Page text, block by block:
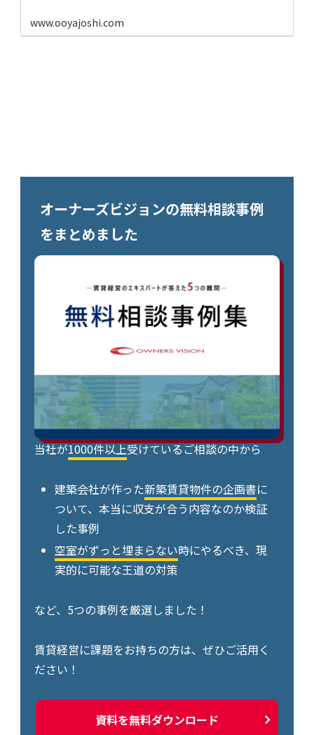
www.ooyajoshi.com
オーナーズビジョンの無料相談事例
をまとめました
当社が1000件以上受けているご相談の中から
建築会社が作った新築賃貸物件の企画書に
ついて、本当に収支が合う内容なのか検証
した事例
空室がずっと埋まらない時にやるべき、現
実的に可能な王道の対策
など、5つの事例を厳選しました！
賃貸経営に課題をお持ちの方は、ぜひご活用く
ださい！
資料を無料ダウンロード